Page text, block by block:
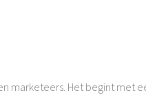
marketeers. Het begint met